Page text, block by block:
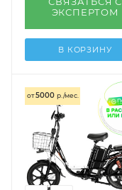
ЭКСПЕРТОМ
В КОРЗИНУ
от5000 р./мес.